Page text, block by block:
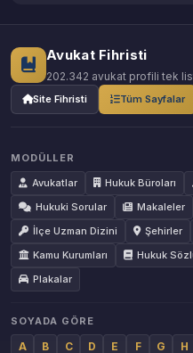
Avukat Fihristi
202.342 avukat profili tek
Site Fihristi Tüm Sayfalar
MODÜLLER
Avukatlar
Hukuk Büroları
Hukuki Sorular
Makaleler
İlçe Uzman Dizini
Şehirler
Kamu Kurumları
Hukuk
Plakalar
SOYADA GÖRE
A B C D E F G H